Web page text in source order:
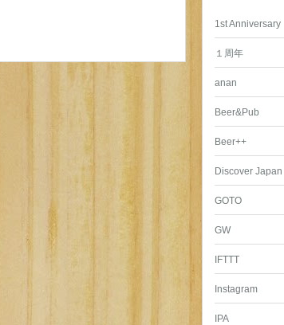
1st Anniversary
１周年
anan
Beer&Pub
Beer++
Discover Japan
GOTO
GW
IFTTT
Instagram
IPA